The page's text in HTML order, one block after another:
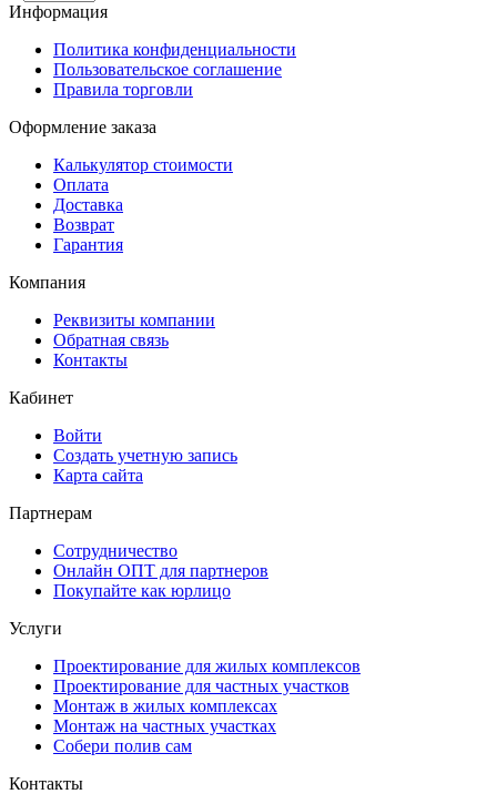
Информация
Политика конфиденциальности
Пользовательское соглашение
Правила торговли
Оформление заказа
Калькулятор стоимости
Оплата
Доставка
Возврат
Гарантия
Компания
Реквизиты компании
Обратная связь
Контакты
Кабинет
Войти
Создать учетную запись
Карта сайта
Партнерам
Сотрудничество
Онлайн ОПТ для партнеров
Покупайте как юрлицо
Услуги
Проектирование для жилых комплексов
Проектирование для частных участков
Монтаж в жилых комплексах
Монтаж на частных участках
Собери полив сам
Контакты